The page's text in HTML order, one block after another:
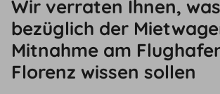
Wir verraten Ihnen,
bezüglich der
Mitnahme am
Florenz wissen sollen